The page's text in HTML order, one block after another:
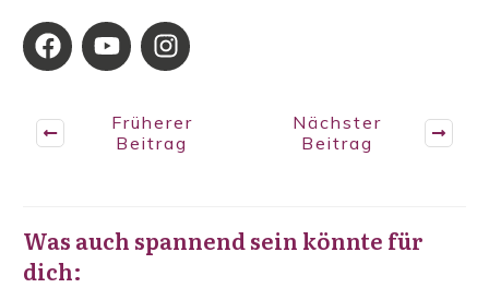
Früherer
Beitrag
Nächster
Beitrag
Was auch spannend sein könnte für
dich: